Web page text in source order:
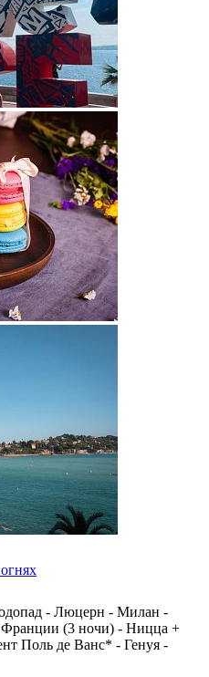
- Люцерн - Милан -
Франции (3 ночи) - Ницца +
Поль де Ванс* - Генуя -